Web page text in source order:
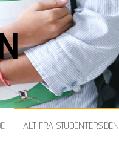
ALT FRA STUDENTERSIDEN